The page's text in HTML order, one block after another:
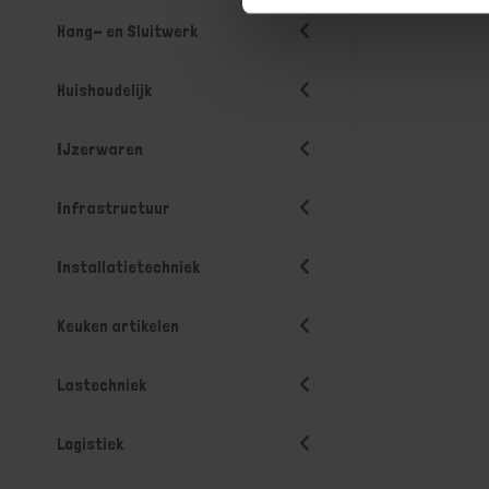
Hang- en Sluitwerk
Huishoudelijk
IJzerwaren
Infrastructuur
Installatietechniek
Keuken artikelen
Lastechniek
Logistiek